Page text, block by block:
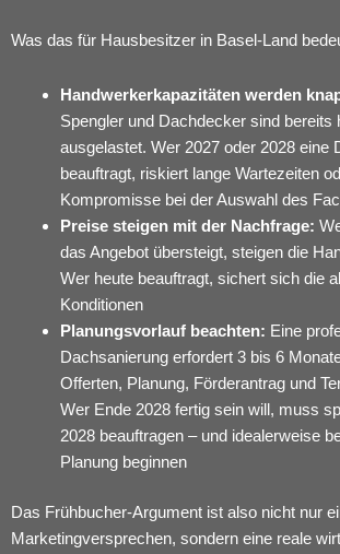
Was das für Hausbesitzer in Basel-Land
Handwerkerkapazitäten werden
Spengler und Dachdecker sind bereits
ausgelastet. Wer 2027 oder 2028 eine
beauftragt, riskiert lange Wartezeiten
Kompromisse bei der Auswahl des
Preise steigen mit der Nachfrage:
das Angebot übersteigt, steigen die
Wer heute beauftragt, sichert sich die
Konditionen
Planungsvorlauf beachten: Eine
Dachsanierung erfordert 3 bis 6
Offerten, Planung, Förderantrag und
Wer Ende 2028 fertig sein will, muss
2028 beauftragen – und idealerweise
Planung beginnen
Das Frühbucher-Argument ist also nicht nur
Marketingversprechen, sondern eine reale